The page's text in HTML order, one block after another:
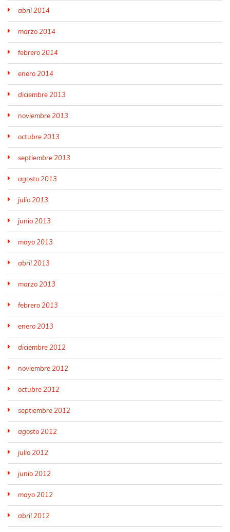
abril 2014
marzo 2014
febrero 2014
enero 2014
diciembre 2013
noviembre 2013
octubre 2013
septiembre 2013
agosto 2013
julio 2013
junio 2013
mayo 2013
abril 2013
marzo 2013
febrero 2013
enero 2013
diciembre 2012
noviembre 2012
octubre 2012
septiembre 2012
agosto 2012
julio 2012
junio 2012
mayo 2012
abril 2012